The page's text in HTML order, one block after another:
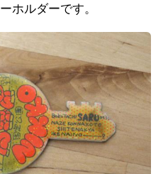
ホルダーです。